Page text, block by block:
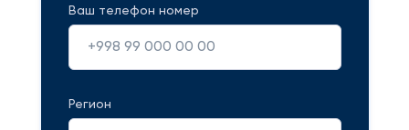
Ваш телефон номер
Регион